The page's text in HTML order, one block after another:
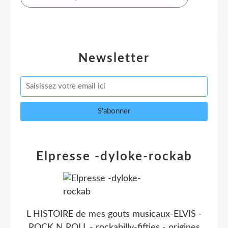
Newsletter
Elpresse -dyloke-rockab
L HISTOIRE de mes gouts musicaux-ELVIS -